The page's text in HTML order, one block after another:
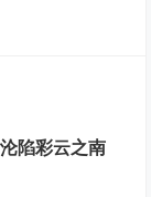
陷彩云之南